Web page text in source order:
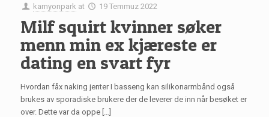
kamyonpark at 19 Temmuz 2022
Milf squirt kvinner søker
menn min ex kjæreste er
dating en svart fyr
Hvordan fåx naking jenter I basseng kan silikonarmbånd også
brukes av sporadiske brukere der de leverer de inn når besøket er
over. Dette var da oppe […]